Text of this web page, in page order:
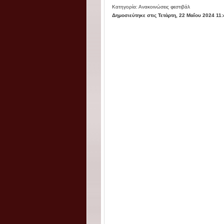
Κατηγορία: Ανακοινώσεις φεστιβάλ
Δημοσιεύτηκε στις Τετάρτη, 22 Μαΐου 2024